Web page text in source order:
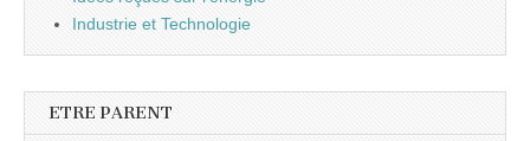
Industrie et Technologie
ETRE PARENT